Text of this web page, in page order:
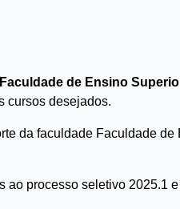
de Ensino
cursos desejados.
da faculdade Faculdade
ao processo seletivo 2025.1